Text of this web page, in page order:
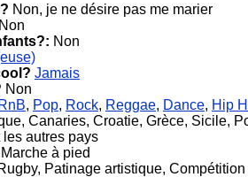
Non, je ne désire pas me marier
Non
Non
Jamais
Non
RnB, Pop, Rock, Reggae, Dance, Hip
Canaries, Croatie, Grèce, Sicile,
les autres pays
à pied
Patinage artistique,